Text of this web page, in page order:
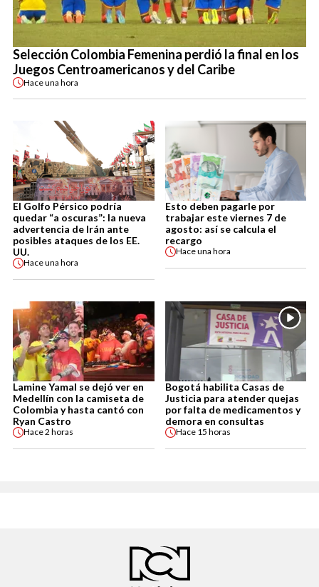
Selección Colombia Femenina perdió la final en los
Juegos Centroamericanos y del Caribe
Haceuna hora
El Golfo Pérsico podría
quedar “a oscuras”: la nueva
advertencia de Irán ante
posibles ataques de los EE.
UU.
Haceuna hora
Esto deben pagarle por
trabajar este viernes 7 de
agosto: así se calcula el
recargo
Haceuna hora
Lamine Yamal se dejó ver en
Medellín con la camiseta de
Colombia y hasta cantó con
Ryan Castro
Hace2 horas
Bogotá habilita Casas de
Justicia para atender quejas
por falta de medicamentos y
demora en consultas
Hace 15 horas